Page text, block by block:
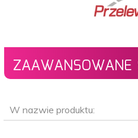
ZAAWANSOWANE
W nazwie produktu: